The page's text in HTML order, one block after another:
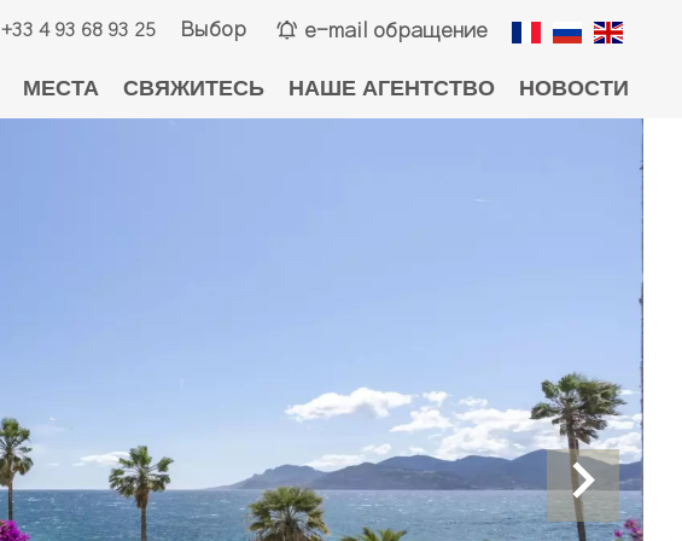
+33 4 93 68 93 25 Выбор e-mail обращение
МЕСТА СВЯЖИТЕСЬ НАШЕ АГЕНТСТВО НОВОСТИ